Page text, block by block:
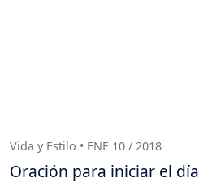
Vida y Estilo • ENE 10 / 2018
Oración para iniciar el día